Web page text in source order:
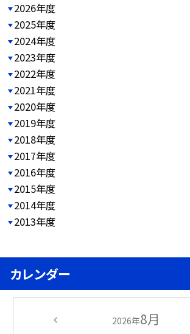
2026年度
2025年度
2024年度
2023年度
2022年度
2021年度
2020年度
2019年度
2018年度
2017年度
2016年度
2015年度
2014年度
2013年度
カレンダー
2026年8月